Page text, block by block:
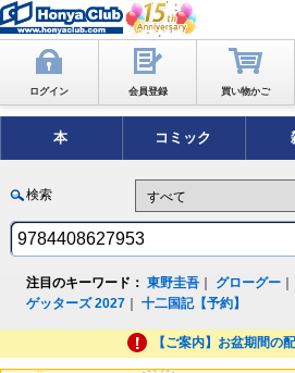
ログイン 会員登録 買い物かご
本 コミック
検索
注目のキーワード： 東野圭吾 グローグー
ゲッターズ 2027 ｜十二国記【予約】
【ご案内】お盆期間の